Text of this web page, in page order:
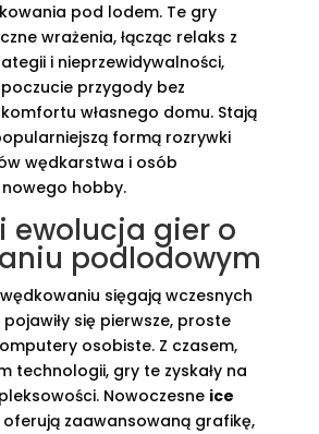
pod lodem. Te gry
wrażenia, łącząc relaks z
i nieprzewidywalności,
przygody bez
własnego domu. Stają
formą rozrywki
wędkarstwa i osób
hobby.
ewolucja gier o
podlodowym
sięgają wczesnych
się pierwsze, proste
osobiste. Z czasem,
technologii, gry te zyskały na
Nowoczesne ice
zaawansowaną grafikę,